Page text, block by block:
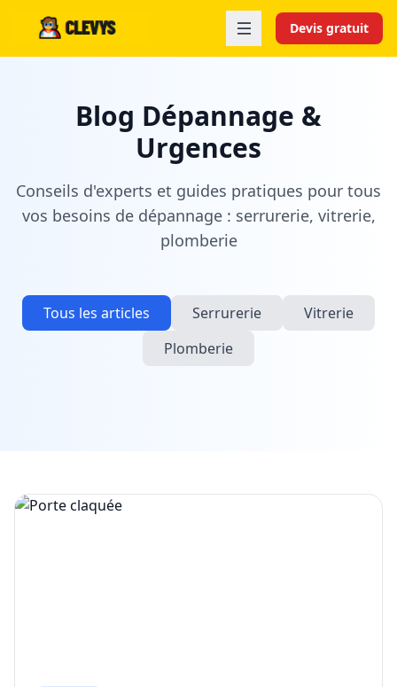
Devis gratuit
Blog Dépannage &
Urgences
Conseils d'experts et guides pratiques pour tous
vos besoins de dépannage : serrurerie, vitrerie,
plomberie
Tous les articles Serrurerie
Vitrerie
Plomberie